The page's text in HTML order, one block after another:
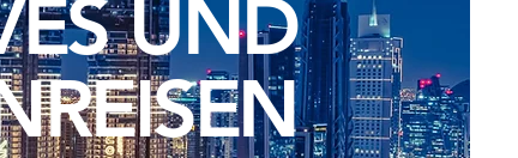
UND